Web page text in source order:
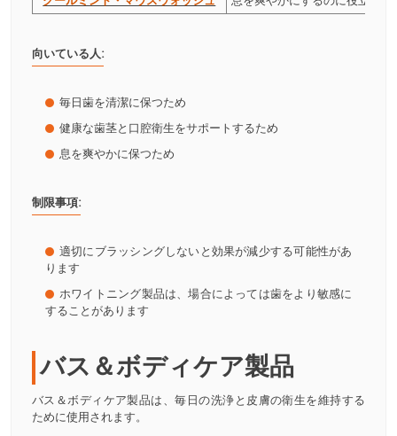
向いている人:
毎日歯を清潔に保つため
健康な歯茎と口腔衛生をサポートするため
息を爽やかに保つため
制限事項:
適切にブラッシングしないと効果が減少する可能性があ
ります
ホワイトニング製品は、場合によっては歯をより敏感に
することがあります
バス＆ボディケア製品
バス＆ボディケア製品は、毎日の洗浄と皮膚の衛生を維持する
ために使用されます。